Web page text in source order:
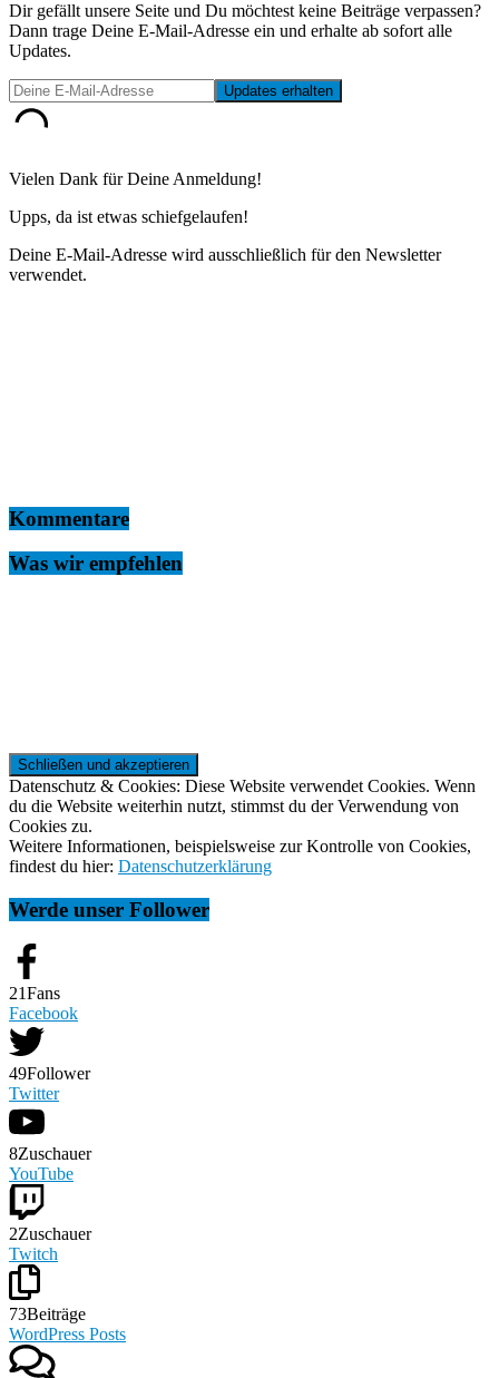
Dir gefällt unsere Seite und Du möchtest keine Beiträge verpassen?
Dann trage Deine E-Mail-Adresse ein und erhalte ab sofort alle
Updates.
Vielen Dank für Deine Anmeldung!
Upps, da ist etwas schiefgelaufen!
Deine E-Mail-Adresse wird ausschließlich für den Newsletter
verwendet.
Kommentare
Was wir empfehlen
Datenschutz & Cookies: Diese Website verwendet Cookies. Wenn
du die Website weiterhin nutzt, stimmst du der Verwendung von
Cookies zu.
Weitere Informationen, beispielsweise zur Kontrolle von Cookies,
findest du hier: Datenschutzerklärung
Werde unser Follower
21Fans
Facebook
49Follower
Twitter
8Zuschauer
YouTube
2Zuschauer
Twitch
73Beiträge
WordPress Posts